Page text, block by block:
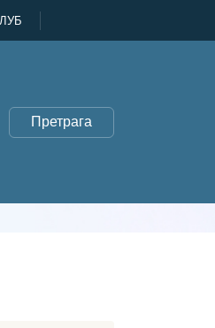
Претрага